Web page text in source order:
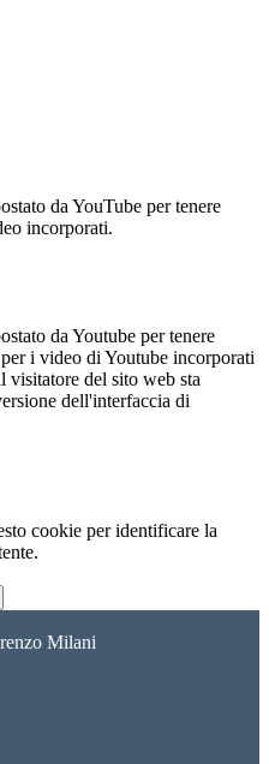
da YouTube per tenere
incorporati.
da Youtube per tenere
i video di Youtube incorporati
visitatore del sito web sta
dell'interfaccia di
cookie per identificare la
Milani